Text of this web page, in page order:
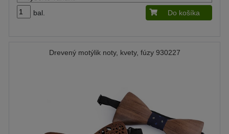
bal. Do košíka
Drevený motýlik noty, kvety, fúzy 930227